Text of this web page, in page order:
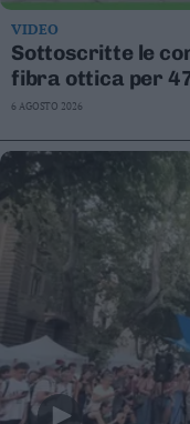
VIDEO
Sottoscritte le
fibra ottica per
6 AGOSTO 2026